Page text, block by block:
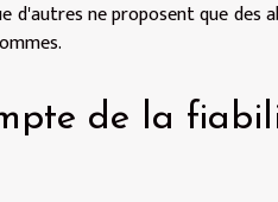
d'autres ne proposent que des
de la